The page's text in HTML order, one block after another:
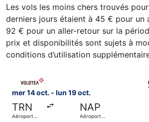
Les vols les moins chers trouvés
derniers jours étaient à 45 € pour un
92 € pour un aller-retour sur la
prix et disponibilités sont sujets à
conditions d’utilisation
mer 14 oct. - lun 19 oct.
TRN
Aéroport
NAP
Aéroport
Sélectionner le vol Volotea,